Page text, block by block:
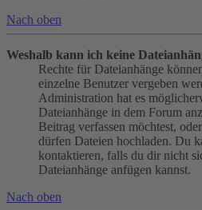
Nach oben
Weshalb kann ich keine
Rechte für Dateianhänge
einzelne Benutzer vergeben
Administration hat es
Dateianhänge in dem Forum
Beitrag verfassen möchtest,
dürfen Dateien hochladen. Du
kontaktieren, falls du dir nicht
Dateianhänge anfügen kannst.
Nach oben